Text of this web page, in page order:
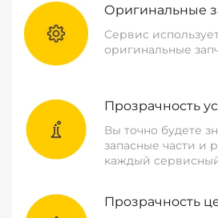
Оригинальные
Сервис
оригинальные
Прозрачность
Вы точно будете
запасные части и
каждый
Прозрачность